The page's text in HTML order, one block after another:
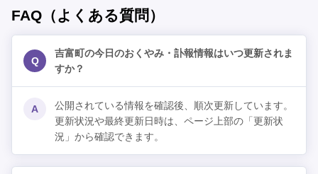
FAQ（よくある質問）
Q
吉富町の今日のおくやみ・訃報情報はいつ更新されま
すか？
A
公開されている情報を確認後、順次更新しています。
更新状況や最終更新日時は、ページ上部の「更新状
況」から確認できます。